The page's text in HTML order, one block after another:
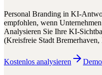
Personal Branding in KI-
empfohlen, wenn
Analysieren Sie Ihre KI-
(Kreisfreie Stadt Bremerhaven,
Kostenlos analysieren